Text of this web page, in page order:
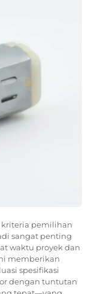
kriteria pemilihan
sangat penting
waktu proyek dan
memberikan
spesifikasi
dengan tuntutan